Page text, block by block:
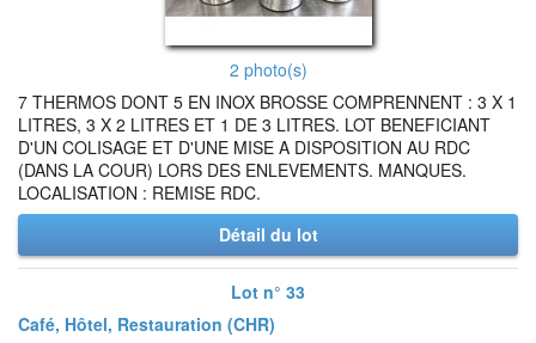
2 photo(s)
7 THERMOS DONT 5 EN INOX BROSSE COMPRENNENT : 3 X 1
LITRES, 3 X 2 LITRES ET 1 DE 3 LITRES. LOT BENEFICIANT
D'UN COLISAGE ET D'UNE MISE A DISPOSITION AU RDC
(DANS LA COUR) LORS DES ENLEVEMENTS. MANQUES.
LOCALISATION : REMISE RDC.
Détail du lot
Lot n° 33
Café, Hôtel, Restauration (CHR)